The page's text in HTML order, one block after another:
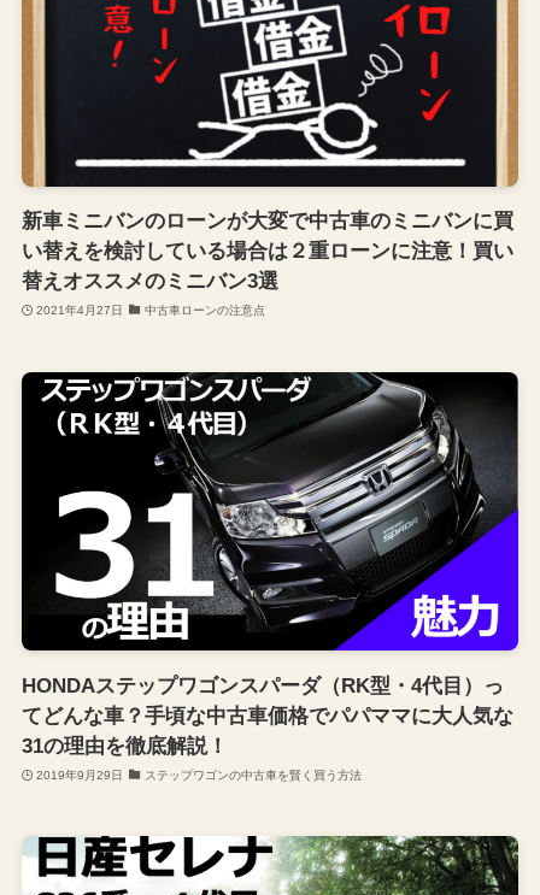
新車ミニバンのローンが大変で中古車のミニバンに買
い替えを検討している場合は２重ローンに注意！買い
替えオススメのミニバン3選
2021年4月27日 中古車ローンの注意点
HONDAステップワゴンスパーダ（RK型・4代目）っ
てどんな車？手頃な中古車価格でパパママに大人気な
31の理由を徹底解説！
2019年9月29日 ステップワゴンの中古車を賢く買う方法